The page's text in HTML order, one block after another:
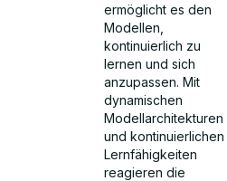
ermöglicht es den
Modellen,
kontinuierlich zu
lernen und sich
anzupassen. Mit
dynamischen
Modellarchitekturen
und kontinuierlichen
Lernfähigkeiten
reagieren die